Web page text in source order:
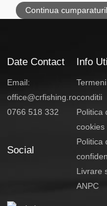
Continua
Date Contact
Email:
office@crfishing.ro
0766 518 332
Social
Info
conditii
Politica
cookies
Politica
Livrare
ANPC